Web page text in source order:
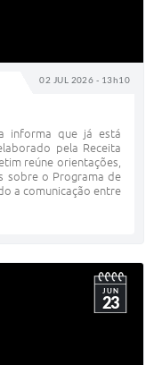
02 JUL 2026 - 13h10
informa que já está
pela Receita
reúne orientações,
sobre o Programa de
a comunicação entre
JUN
23